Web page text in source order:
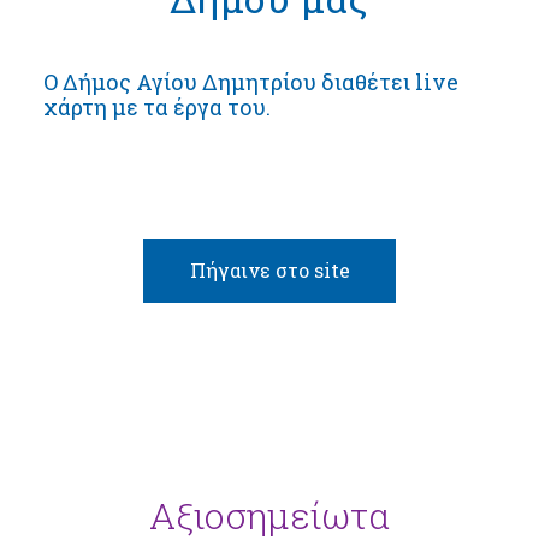
Ο Δήμος Αγίου Δημητρίου διαθέτει live
χάρτη με τα έργα του.
Πήγαινε στο site
Αξιοσημείωτα